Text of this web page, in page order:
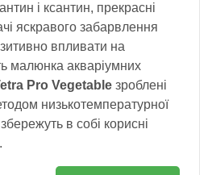
і ксантин, прекрасні
яскравого забарвлення
впливати на
малюнка акваріумних
Pro Vegetable зроблені
низькотемпературної
збережуть в собі корисні